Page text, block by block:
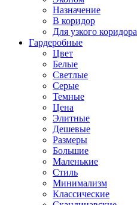
Назначение
В коридор
Для узкого коридора
Гардеробные
Цвет
Белые
Светлые
Серые
Темные
Цена
Элитные
Дешевые
Размеры
Большие
Маленькие
Стиль
Минимализм
Классические